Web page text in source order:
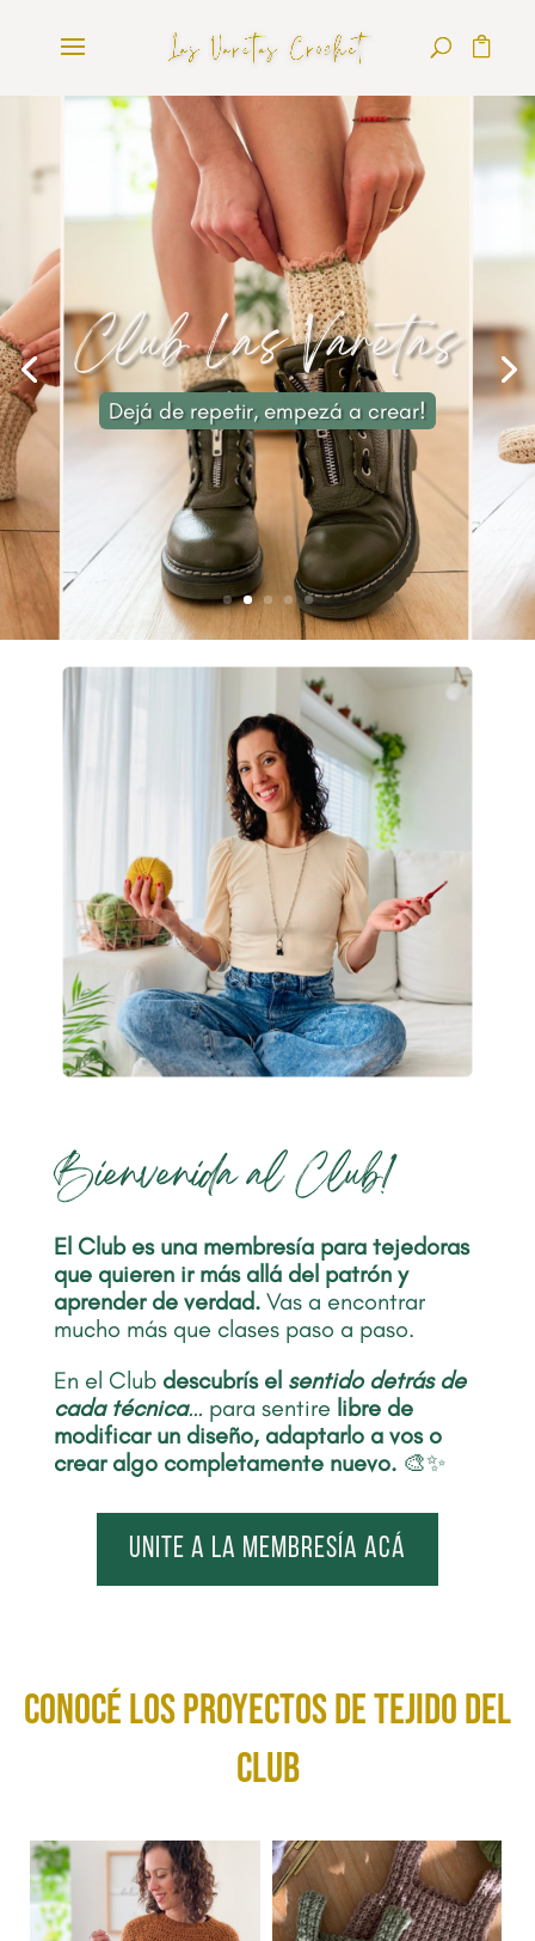
Club Las Varetas
Dejá de repetir, empezá a crear!
Bienvenida al Club!
El Club es una membresía para tejedoras
que quieren ir más allá del patrón y
aprender de verdad.Vas a encontrar
mucho más que clases paso a paso.
En el Club descubrís el sentido detrás de
cada técnica… para sentire libre de
modificar un diseño, adaptarlo a vos o
crear algo completamente nuevo.🎨✨
Unite a la membresía acá
conocé los Proyectos de tejido del
club